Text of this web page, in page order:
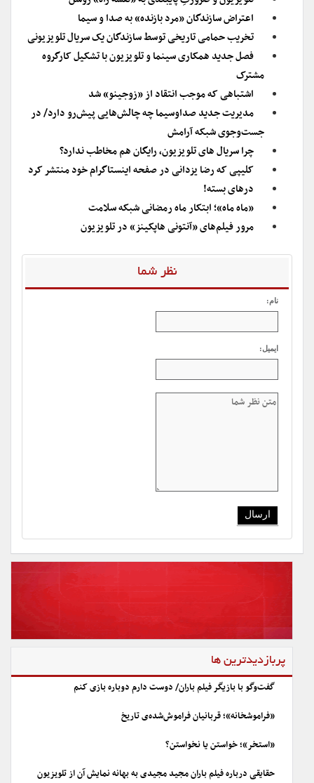
اعتراض سازندگان «مرد بازنده» به صدا و سیما
تخریب حمامی تاریخی توسط سازندگان یک سریال تلویزیونی
فصل جدید همکاری سینما و تلویزیون با تشکیل کارگروه
مشترک
اشتباهی که موجب انتقاد از «زوجینو» شد
مدیریت جدید صداوسیما چه چالش‌هایی پیش‌رو دارد/ در
جست‌و‌جوی شبکه آرامش
چرا سریال های تلویزیون، رایگان هم مخاطب ندارد؟
کلیپی که رضا یزدانی در صفحه اینستاگرام خود منتشر کرد
درهای بسته!
«ماه ماه»؛ ابتکار ماه رمضانی شبکه سلامت
مرور فیلم‌های «آنتونی هاپکینز» در تلویزیون
نظر شما
نام:
ایمیل:
پربازدیدترین ها
گفت‌وگو با بازیگر فیلم باران/ دوست دارم دوباره بازی کنم
«فراموشخانه»؛ قربانیان فراموش‌شده‌ی تاریخ
«استخر»؛ خواستن یا نخواستن؟
حقایقی درباره فیلم باران مجید مجیدی به بهانه نمایش آن از تلویزیون